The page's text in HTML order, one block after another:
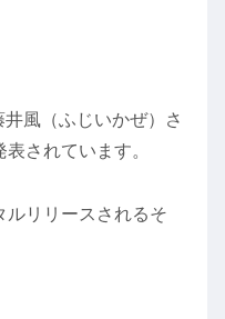
風（ふじいかぜ）さ
されています。
ルリリースされるそ